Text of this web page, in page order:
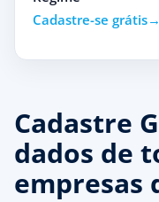
Cadastre-se grátis
Cadastre
dados de
empresas